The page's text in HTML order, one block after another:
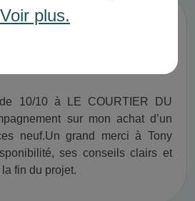
Voir plus.3 pièces projet
la Garenne
10/10 à LE COURTIER DU
sur mon achat d’un
neuf.​ Un grand merci à Tony
ses conseils clairs et
fin du projet.​